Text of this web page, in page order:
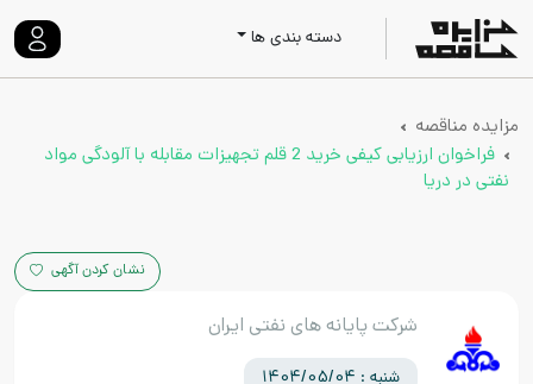
دسته بندی ها
مزایده مناقصه
فراخوان ارزیابی کیفی خرید 2 قلم تجهیزات مقابله با آلودگی مواد
نفتی در دریا
نشان کردن آگهی
شرکت پایانه های نفتی ایران
شنبه : 1404/05/04